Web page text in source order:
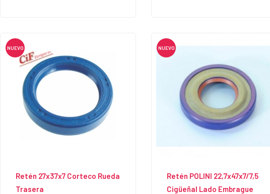
NUEVO
Retén 27x37x7 Corteco Rueda
Trasera
NUEVO
Retén POLINI 22,7x47x7/7,5
Cigüeñal Lado Embrague